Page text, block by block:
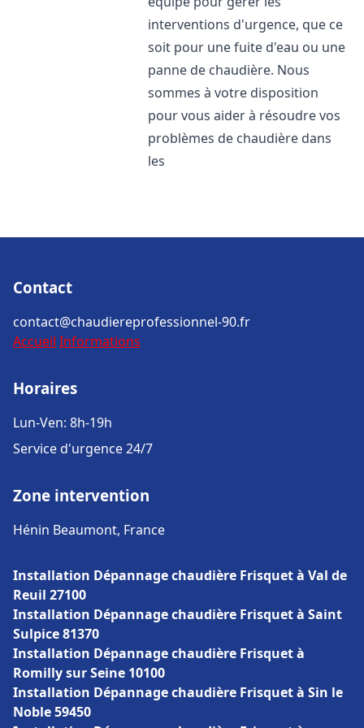
interventions d'urgence, que ce
soit pour une fuite d'eau ou une
panne de chaudière. Nous
sommes à votre disposition
pour vous aider à résoudre vos
problèmes de chaudière dans
les
Contact
contact@chaudiereprofessionnel-90.fr
Accueil Informations
Horaires
Lun-Ven: 8h-19h
Service d'urgence 24/7
Zone intervention
Hénin Beaumont, France
Installation Dépannage chaudière Frisquet à Val de
Reuil 27100
Installation Dépannage chaudière Frisquet à Saint
Sulpice 81370
Installation Dépannage chaudière Frisquet à
Romilly sur Seine 10100
Installation Dépannage chaudière Frisquet à Sin le
Noble 59450